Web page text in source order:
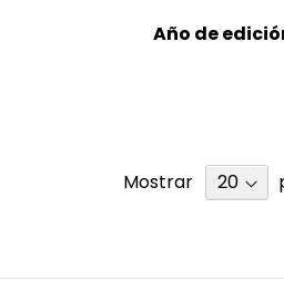
Año de
Mostrar